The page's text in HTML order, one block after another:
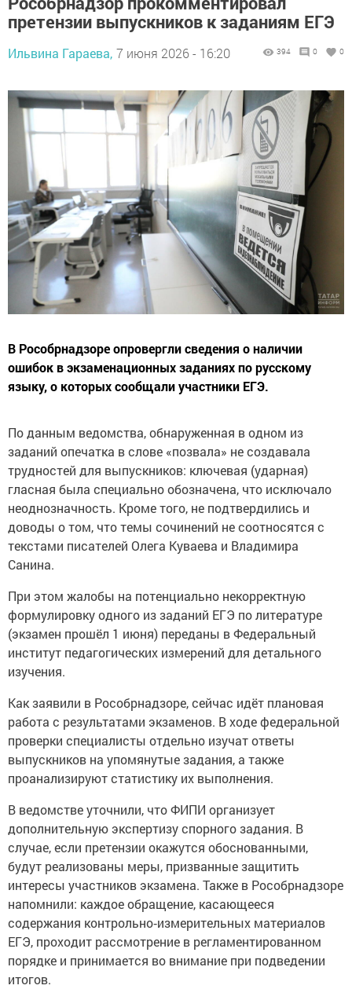
претензии выпускников к заданиям ЕГЭ
Ильвина Гараева, 7 июня 2026 - 16:20 394 0 0
В Рособрнадзоре опровергли сведения о наличии
ошибок в экзаменационных заданиях по русскому
языку, о которых сообщали участники ЕГЭ.
По данным ведомства, обнаруженная в одном из
заданий опечатка в слове «позвала» не создавала
трудностей для выпускников: ключевая (ударная)
гласная была специально обозначена, что исключало
неоднозначность. Кроме того, не подтвердились и
доводы о том, что темы сочинений не соотносятся с
текстами писателей Олега Куваева и Владимира
Санина.
При этом жалобы на потенциально некорректную
формулировку одного из заданий ЕГЭ по литературе
(экзамен прошёл 1 июня) переданы в Федеральный
институт педагогических измерений для детального
изучения.
Как заявили в Рособрнадзоре, сейчас идёт плановая
работа с результатами экзаменов. В ходе федеральной
проверки специалисты отдельно изучат ответы
выпускников на упомянутые задания, а также
проанализируют статистику их выполнения.
В ведомстве уточнили, что ФИПИ организует
дополнительную экспертизу спорного задания. В
случае, если претензии окажутся обоснованными,
будут реализованы меры, призванные защитить
интересы участников экзамена. Также в Рособрнадзоре
напомнили: каждое обращение, касающееся
содержания контрольно‑измерительных материалов
ЕГЭ, проходит рассмотрение в регламентированном
порядке и принимается во внимание при подведении
итогов.